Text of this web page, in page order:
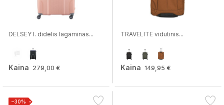
DELSEY l. didelis lagaminas...
Kaina 279,00 €
TRAVELITE vidutinis...
Kaina 149,95 €
−30%